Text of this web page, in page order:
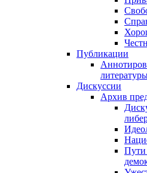
Публикации
Дискуссии
Архив
Пути